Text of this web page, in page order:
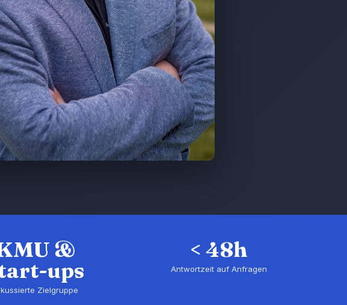
&
ups
Zielgruppe
< 48h
Antwortzeit auf Anfragen